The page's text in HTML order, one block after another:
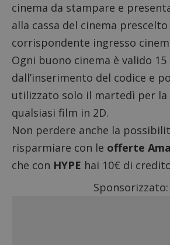
cinema da stampare e
alla cassa del cinema
corrispondente ingresso
Ogni buono cinema è valido
dall’inserimento del codice e
utilizzato solo il martedì per la
qualsiasi film in 2D.
Non perdere anche la
risparmiare con le offerte
che con HYPE hai 10€ di
Sponsorizzato: